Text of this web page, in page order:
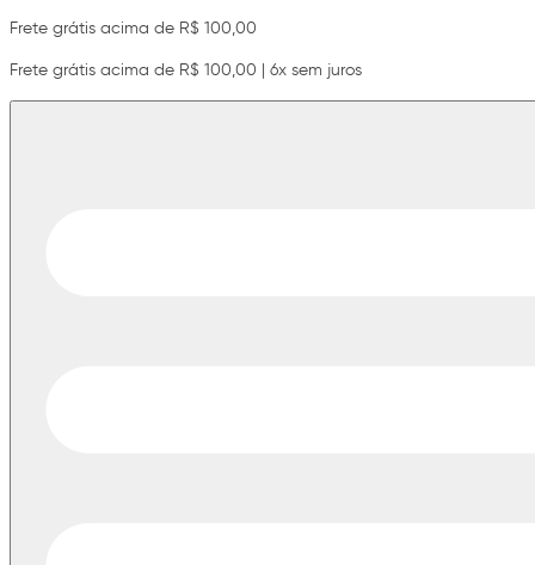
Frete grátis acima de R$ 100,00
Frete grátis acima de R$ 100,00 | 6x sem juros